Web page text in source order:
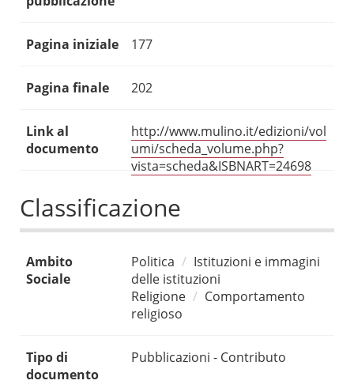
Pagina iniziale 177
Pagina finale 202
Link al
documento
http://www.mulino.it/edizioni/vol
umi/scheda_volume.php?
vista=scheda&ISBNART=24698
Classificazione
Ambito
Sociale
Politica
Istituzioni e immagini
delle istituzioni
Religione
Comportamento
religioso
Tipo di
documento
Pubblicazioni - Contributo